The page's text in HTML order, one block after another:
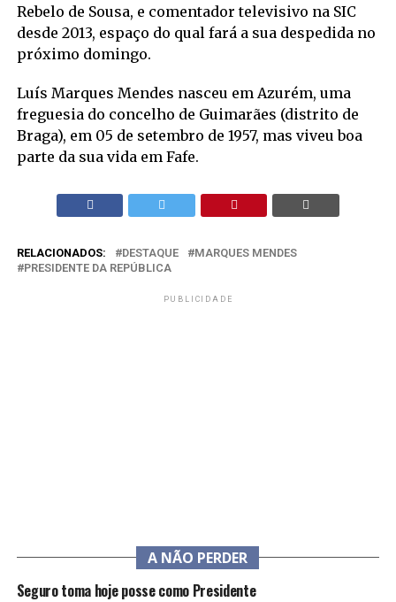
Rebelo de Sousa, e comentador televisivo na SIC
desde 2013, espaço do qual fará a sua despedida no
próximo domingo.
Luís Marques Mendes nasceu em Azurém, uma
freguesia do concelho de Guimarães (distrito de
Braga), em 05 de setembro de 1957, mas viveu boa
parte da sua vida em Fafe.
RELACIONADOS: DESTAQUE
MARQUES MENDES
PRESIDENTE DA REPÚBLICA
PUBLICIDADE
A NÃO PERDER
Seguro toma hoje posse como Presidente